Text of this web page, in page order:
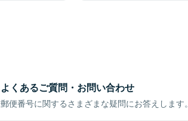
よくあるご質問・お問い合わせ
郵便番号に関するさまざまな疑問にお答えします。